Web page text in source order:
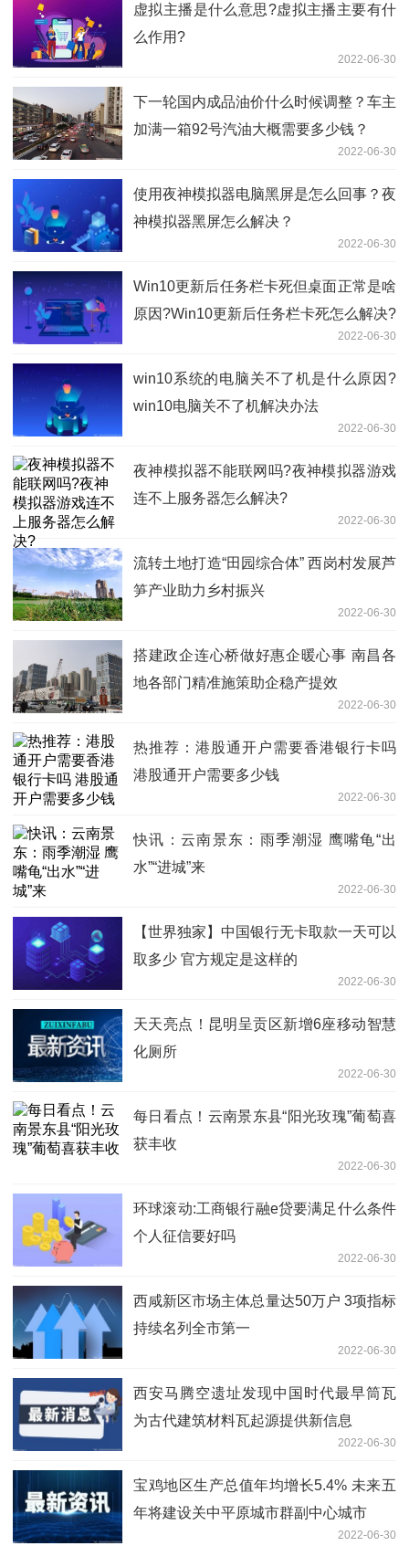
虚拟主播是什么意思?虚拟主播主要有什
么作用?
2022-06-30
下一轮国内成品油价什么时候调整？车主
加满一箱92号汽油大概需要多少钱？
2022-06-30
使用夜神模拟器电脑黑屏是怎么回事？夜
神模拟器黑屏怎么解决？
2022-06-30
Win10更新后任务栏卡死但桌面正常是啥
原因?Win10更新后任务栏卡死怎么解决?
2022-06-30
win10系统的电脑关不了机是什么原因?
win10电脑关不了机解决办法
2022-06-30
夜神模拟器不能联网吗?夜神模拟器游戏
连不上服务器怎么解决?
2022-06-30
流转土地打造“田园综合体” 西岗村发展芦
笋产业助力乡村振兴
2022-06-30
搭建政企连心桥做好惠企暖心事 南昌各
地各部门精准施策助企稳产提效
2022-06-30
热推荐：港股通开户需要香港银行卡吗
港股通开户需要多少钱
2022-06-30
快讯：云南景东：雨季潮湿 鹰嘴龟“出
水”“进城”来
2022-06-30
【世界独家】中国银行无卡取款一天可以
取多少 官方规定是这样的
2022-06-30
天天亮点！昆明呈贡区新增6座移动智慧
化厕所
2022-06-30
每日看点！云南景东县“阳光玫瑰”葡萄喜
获丰收
2022-06-30
环球滚动:工商银行融e贷要满足什么条件
个人征信要好吗
2022-06-30
西咸新区市场主体总量达50万户 3项指标
持续名列全市第一
2022-06-30
西安马腾空遗址发现中国时代最早筒瓦
为古代建筑材料瓦起源提供新信息
2022-06-30
宝鸡地区生产总值年均增长5.4% 未来五
年将建设关中平原城市群副中心城市
2022-06-30